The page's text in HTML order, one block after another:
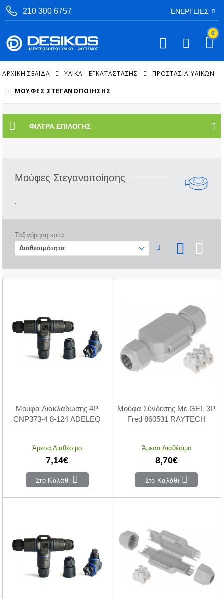
210 300 6757 ΕΝΈΡΓΕΙΕΣ
0
ΑΡΧΙΚΉ ΣΕΛΊΔΑ ΥΛΙΚΑ - ΕΓΚΑΤΑΣΤΑΣΗΣ ΠΡΟΣΤΑΣΊΑ ΥΛΙΚΏΝ
ΜΟΎΦΕΣ ΣΤΕΓΑΝΟΠΟΊΗΣΗΣ
ΦΊΛΤΡΑ ΕΠΙΛΟΓΉΣ
Μούφες Στεγανοποίησης
.
Ταξινόμηση κατα:
Μούφα Διακλάδωσης 4P
CNP373-4 8-124 ADELEQ
Άμεσα Διαθέσιμο
7,14€
Στο Καλάθι
Μούφα Σύνδεσης Με GEL 3P
Fred 860531 RAYTECH
Άμεσα Διαθέσιμο
8,70€
Στο Καλάθι